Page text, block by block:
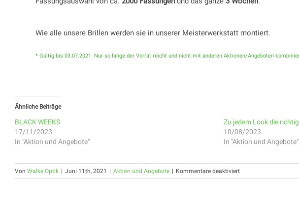
Wie alle unsere Brillen werden sie in unserer Meisterwerkstatt montiert.
* Gültig bis 03.07.2021. Nur so lange der Vorrat reicht und nicht mit anderen Aktionen/Angeboten
Ähnliche Beiträge
BLACK WEEKS
17/11/2023
In "Aktion und Angebote"
Zu jedem Look die
10/08/2023
In "Aktion und Angebote"
Von Walke Optik | Juni 11th, 2021 | Aktion und Angebote | Kommentare deaktiviertfür
Schrei